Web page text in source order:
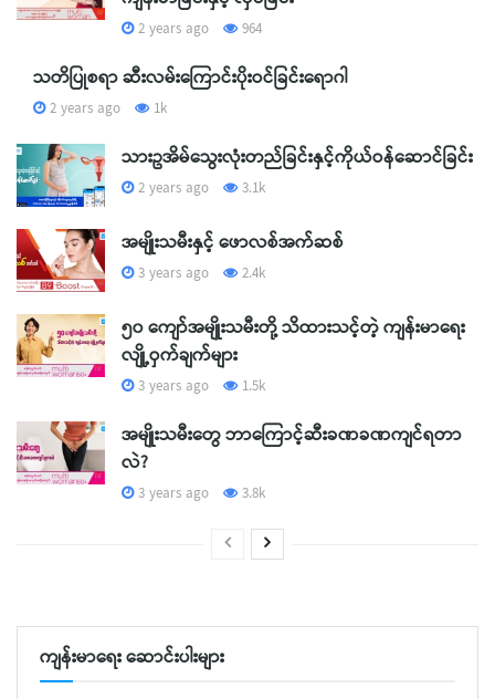
2 years ago 964
သတိပြုစရာ ဆီးလမ်းကြောင်းပိုးဝင်ခြင်းရောဂါ
2 years ago 1k
သားဥအိမ်သွေးလုံးတည်ခြင်းနှင့်ကိုယ်ဝန်ဆောင်ခြင်း
2 years ago 3.1k
အမျိုးသမီးနှင့် ဖောလစ်အက်ဆစ်
3 years ago 2.4k
၅၀ ကျော်အမျိုးသမီးတို့ သိထားသင့်တဲ့ ကျန်းမာရေး
လျို့ဝှက်ချက်များ
3 years ago 1.5k
အမျိုးသမီးတွေ ဘာကြောင့်ဆီးခဏခဏကျင်ရတာ
လဲ?
3 years ago 3.8k
ကျန်းမာရေး ဆောင်းပါးများ